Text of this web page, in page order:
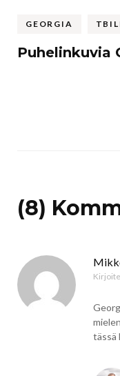
GEORGIA
Puhelinkuvia
(8)
tässä